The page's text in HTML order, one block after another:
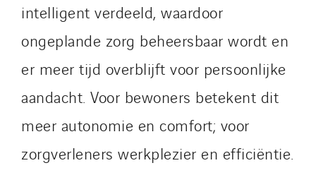
intelligent verdeeld, waardoor
ongeplande zorg beheersbaar wordt en
er meer tijd overblijft voor persoonlijke
aandacht. Voor bewoners betekent dit
meer autonomie en comfort; voor
zorgverleners werkplezier en efficiëntie.
Italy
Morocco
Netherlands
Nordic countries
Norway
Poland
Romania